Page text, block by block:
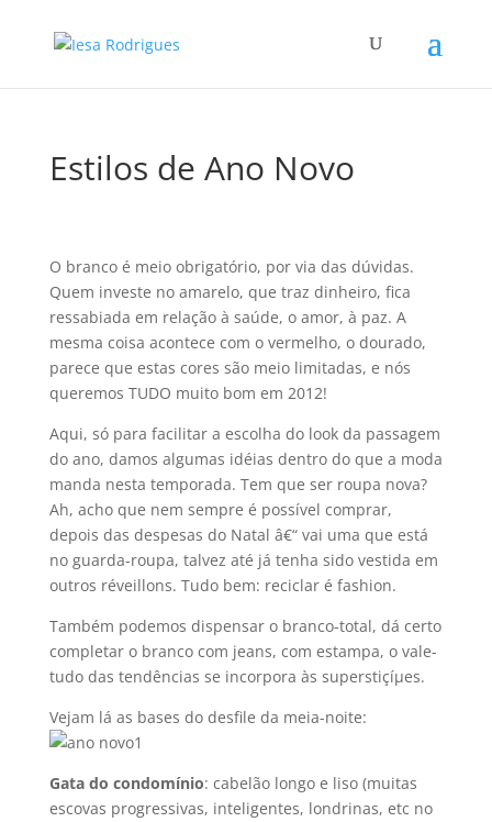
Estilos de Ano Novo
O branco é meio obrigatório, por via das dúvidas.
Quem investe no amarelo, que traz dinheiro, fica
ressabiada em relação à saúde, o amor, à paz. A
mesma coisa acontece com o vermelho, o dourado,
parece que estas cores são meio limitadas, e nós
queremos TUDO muito bom em 2012!
Aqui, só para facilitar a escolha do look da passagem
do ano, damos algumas idéias dentro do que a moda
manda nesta temporada. Tem que ser roupa nova?
Ah, acho que nem sempre é possí­vel comprar,
depois das despesas do Natal â€“ vai uma que está
no guarda-roupa, talvez até já tenha sido vestida em
outros réveillons. Tudo bem: reciclar é fashion.
Também podemos dispensar o branco-total, dá certo
completar o branco com jeans, com estampa, o vale-
tudo das tendências se incorpora às superstiçíµes.
Vejam lá as bases do desfile da meia-noite:
Gata do condomí­nio: cabelão longo e liso (muitas
escovas progressivas, inteligentes, londrinas, etc no